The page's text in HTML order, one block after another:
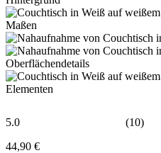
5.0
(10)
44,90 €